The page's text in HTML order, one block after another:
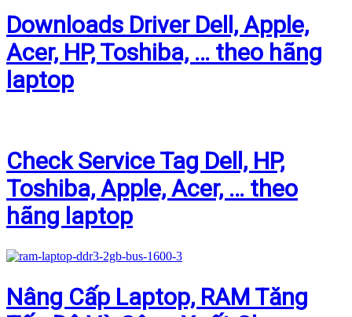
Downloads Driver Dell, Apple,
Acer, HP, Toshiba, … theo hãng
laptop
Check Service Tag Dell, HP,
Toshiba, Apple, Acer, … theo
hãng laptop
Nâng Cấp Laptop, RAM Tăng